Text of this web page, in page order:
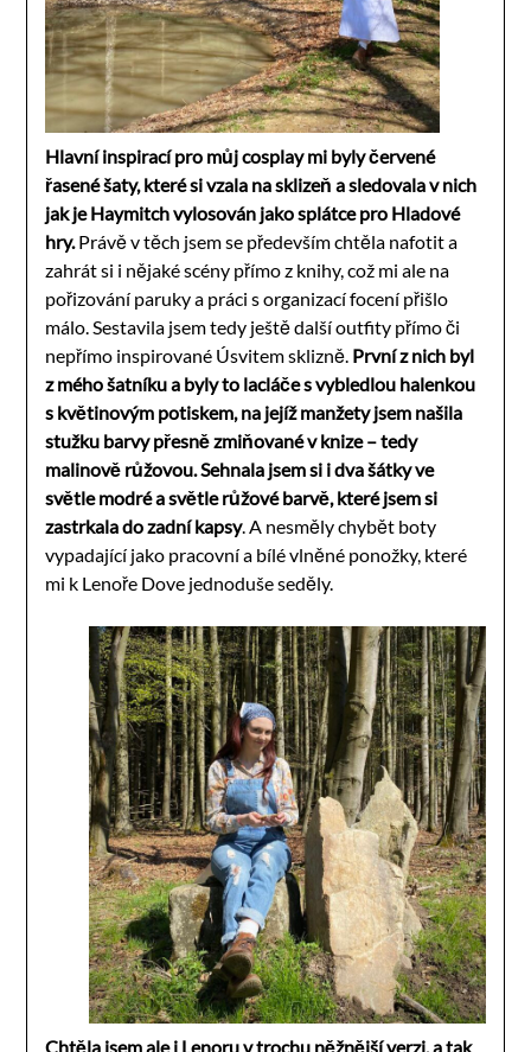
Hlavní inspirací pro můj cosplay mi byly červené
řasené šaty, které si vzala na sklizeň a sledovala v nich
jak je Haymitch vylosován jako splátce pro Hladové
hry. Právě v těch jsem se především chtěla nafotit a
zahrát si i nějaké scény přímo z knihy, což mi ale na
pořizování paruky a práci s organizací focení přišlo
málo. Sestavila jsem tedy ještě další outfity přímo či
nepřímo inspirované Úsvitem sklizně. První z nich byl
z mého šatníku a byly to lacláče s vybledlou halenkou
s květinovým potiskem, na jejíž manžety jsem našila
stužku barvy přesně zmiňované v knize – tedy
malinově růžovou. Sehnala jsem si i dva šátky ve
světle modré a světle růžové barvě, které jsem si
zastrkala do zadní kapsy. A nesměly chybět boty
vypadající jako pracovní a bílé vlněné ponožky, které
mi k Lenoře Dove jednoduše seděly.
Chtěla jsem ale i Lenoru v trochu něžnější verzi, a tak